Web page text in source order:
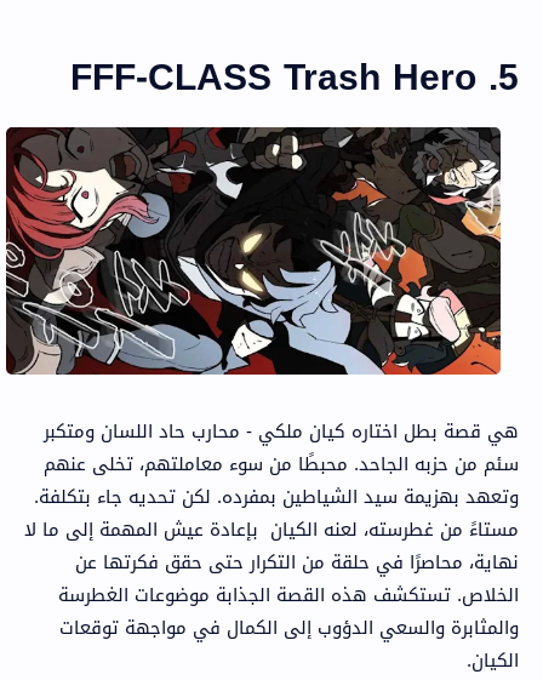
5. FFF-CLASS Trash Hero
هي قصة بطل اختاره كيان ملكي - محارب حاد اللسان ومتكبر
سئم من حزبه الجاحد. محبطًا من سوء معاملتهم، تخلى عنهم
وتعهد بهزيمة سيد الشياطين بمفرده. لكن تحديه جاء بتكلفة.
مستاءً من غطرسته، لعنه الكيان بإعادة عيش المهمة إلى ما لا
نهاية، محاصرًا في حلقة من التكرار حتى حقق فكرتها عن
الخلاص. تستكشف هذه القصة الجذابة موضوعات الغطرسة
والمثابرة والسعي الدؤوب إلى الكمال في مواجهة توقعات
الكيان.